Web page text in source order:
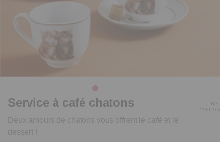
Service à café chatons
Deux amours de chatons vous offrent le café et le
dessert !
Réf.
2269.116